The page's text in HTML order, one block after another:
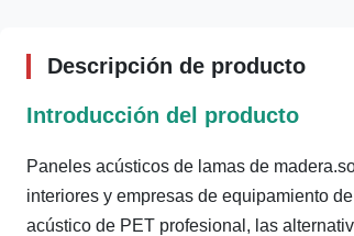
Descripción de producto
Introducción del producto
Paneles acústicos de lamas de madera.
interiores y empresas de equipamiento
acústico de PET profesional, las